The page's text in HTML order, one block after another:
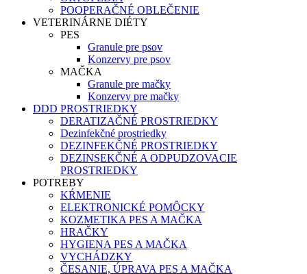
POOPERAČNÉ OBLEČENIE
VETERINÁRNE DIÉTY
PES
Granule pre psov
Konzervy pre psov
MAČKA
Granule pre mačky
Konzervy pre mačky
DDD PROSTRIEDKY
DERATIZAČNÉ PROSTRIEDKY
Dezinfekčné prostriedky
DEZINFEKČNÉ PROSTRIEDKY
DEZINSEKČNÉ A ODPUDZOVACIE
PROSTRIEDKY
POTREBY
KŔMENIE
ELEKTRONICKÉ POMÔCKY
KOZMETIKA PES A MAČKA
HRAČKY
HYGIENA PES A MAČKA
VYCHÁDZKY
ČESANIE, ÚPRAVA PES A MAČKA